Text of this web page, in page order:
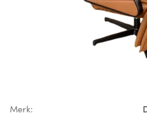
Merk: